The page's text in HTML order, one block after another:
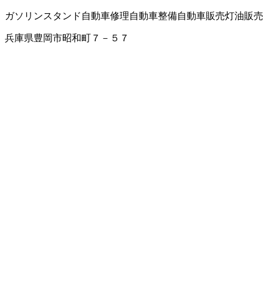
ガソリンスタンド 自動車修理自動車整備自動車販売灯油販売
兵庫県豊岡市昭和町７－５７